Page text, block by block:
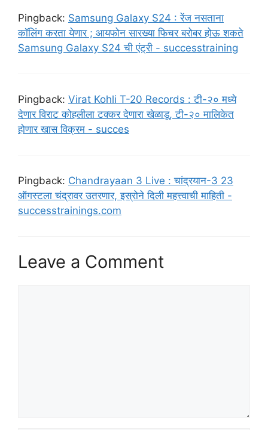
Pingback: Samsung Galaxy S24 : रेंज नसताना
कॉलिंग करता येणार ; आयफोन सारख्या फिचर बरोबर होऊ शकते
Samsung Galaxy S24 ची एंट्री - successtraining
Pingback: Virat Kohli T-20 Records : टी-२० मध्ये
देणार विराट कोहलीला टक्कर देणारा खेळाडू, टी-२० मालिकेत
होणार खास विक्रम - succes
Pingback: Chandrayaan 3 Live : चांद्रयान-3 23
ऑगस्टला चंद्रावर उतरणार, इस्रोने दिली महत्त्वाची माहिती -
successtrainings.com
Leave a Comment